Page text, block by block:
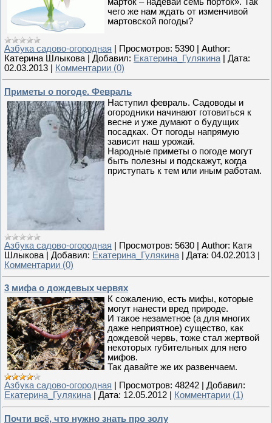
чего же нам ждать от изменчивой
мартовской погоды?
Азбука садово-огородная Просмотров: 5390
Author:
Катерина Шлыкова
Добавил: Екатерина_Гулякина
Дата:
02.03.2013
Комментарии (0)
Приметы о погоде. Февраль
Наступил февраль. Садоводы и
огородники начинают готовиться к
весне и уже думают о будущих
посадках. От погоды напрямую
зависит наш урожай.
Народные приметы о погоде могут
быть полезны и подскажут, когда
приступать к тем или иным работам.
Азбука садово-огородная | Просмотров: 5630 | Author: Катя
Шлыкова | Добавил: Екатерина_Гулякина | Дата: 04.02.2013 |
Комментарии (0)
3 мифа о дождевых червях
К сожалению, есть мифы, которые
могут нанести вред природе.
И такое незаметное (а для многих
даже неприятное) существо, как
дождевой червь, тоже стал жертвой
некоторых губительных для него
мифов.
Так давайте же их развенчаем.
Азбука садово-огородная
Просмотров: 48242
Добавил:
Екатерина_Гулякина
Дата: 12.05.2012 Комментарии (1)
Почти всё, что нужно знать про золу